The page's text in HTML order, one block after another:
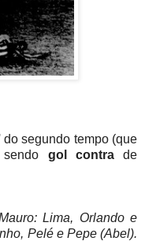
segundo tempo (que
gol contrade
Lima, Orlando e
Pelé e Pepe (Abel).